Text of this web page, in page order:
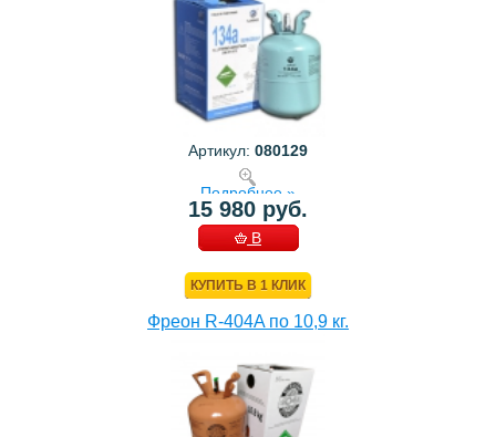
Артикул: 080129
Подробнее »
15 980 руб.
В
КУПИТЬ В 1 КЛИК
Фреон R-404A по 10,9 кг.